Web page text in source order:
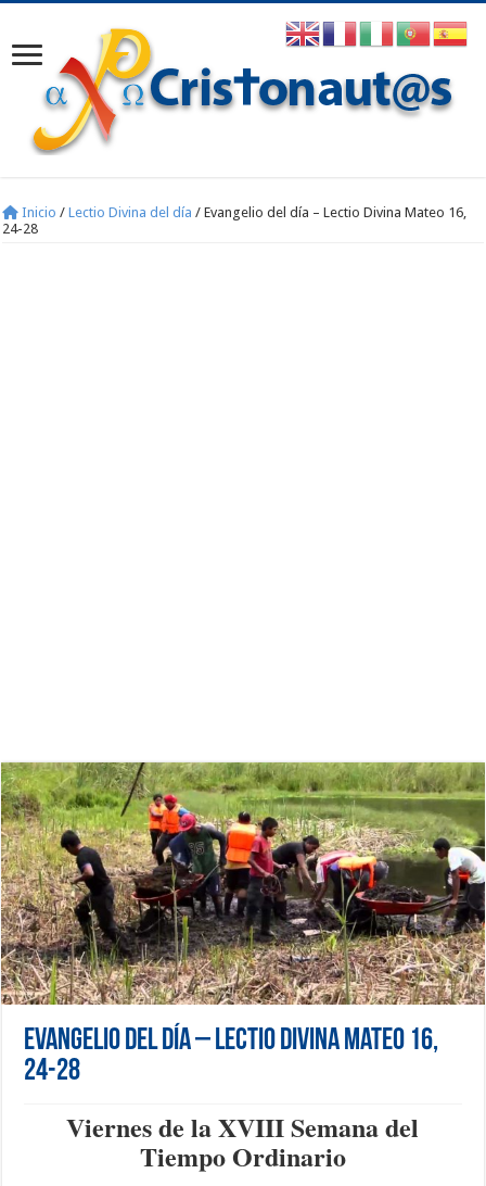
Inicio / Lectio Divina del día / Evangelio del día – Lectio Divina Mateo 16,
24-28
Evangelio del día – Lectio Divina Mateo 16,
24-28
Viernes de la XVIII Semana del
Tiempo Ordinario